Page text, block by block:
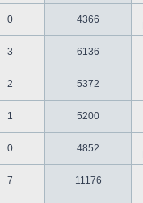
0 4366
3 6136
2 5372
1 5200
0 4852
7 11176